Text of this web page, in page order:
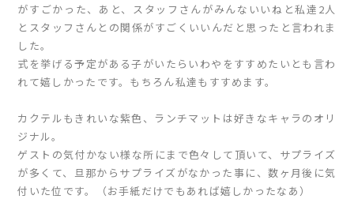
がすごかった、あと、スタッフさんがみんないいねと私達2人
とスタッフさんとの関係がすごくいいんだと思ったと言われま
した。
式を挙げる予定がある子がいたらいわやをすすめたいとも言わ
れて嬉しかったです。もちろん私達もすすめます。
カクテルもきれいな紫色、ランチマットは好きなキャラのオリ
ジナル。
ゲストの気付かない様な所にまで色々して頂いて、サプライズ
が多くて、旦那からサプライズがなかった事に、数ヶ月後に気
付いた位です。（お手紙だけでもあれば嬉しかったなあ）